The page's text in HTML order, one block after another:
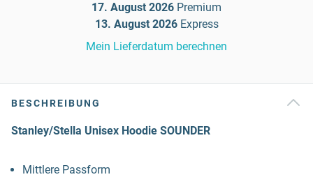
17. August 2026 Premium
13. August 2026 Express
Mein Lieferdatum berechnen
BESCHREIBUNG
Stanley/Stella Unisex Hoodie SOUNDER
Mittlere Passform